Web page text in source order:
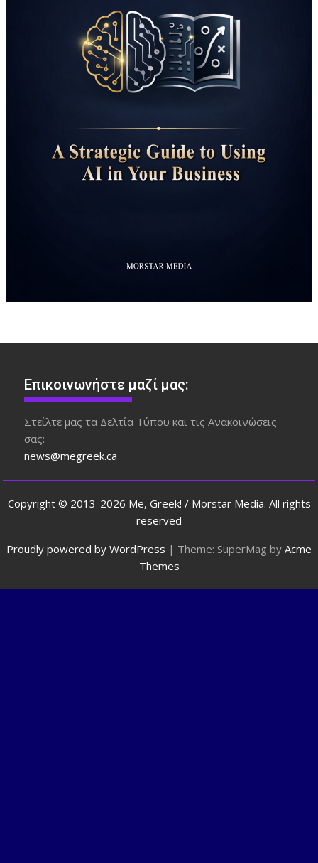
Επικοινωνήστε μαζί μας:
Στείλτε μας τα Δελτία Τύπου και τις Ανακοινώσεις
σας:
news@megreek.ca
Copyright © 2013-2026 Me, Greek! / Morstar Media. All rights
reserved
Proudly powered by WordPress | Theme: SuperMag by Acme
Themes